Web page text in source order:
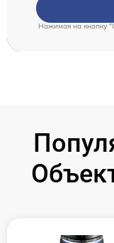
Нажимая на кнопку